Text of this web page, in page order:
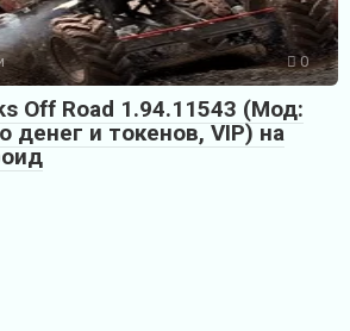
0
Off Road 1.94.11543 (Мод:
денег и токенов, VIP) на